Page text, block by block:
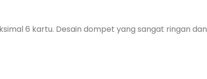
6 kartu. Desain dompet yang sangat ringan dan